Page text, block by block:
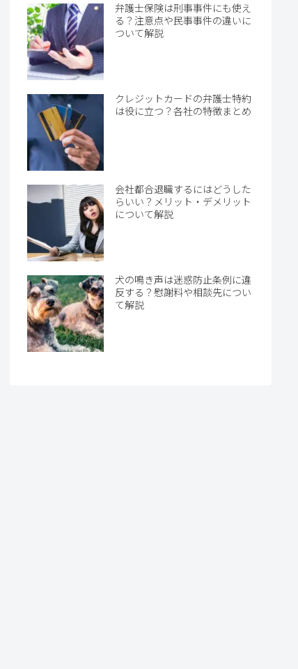
弁護士保険は刑事事件にも使え
る？注意点や民事事件の違いに
ついて解説
クレジットカードの弁護士特約
は役に立つ？各社の特徴まとめ
会社都合退職するにはどうした
らいい？メリット・デメリット
について解説
犬の鳴き声は迷惑防止条例に違
反する？慰謝料や相談先につい
て解説